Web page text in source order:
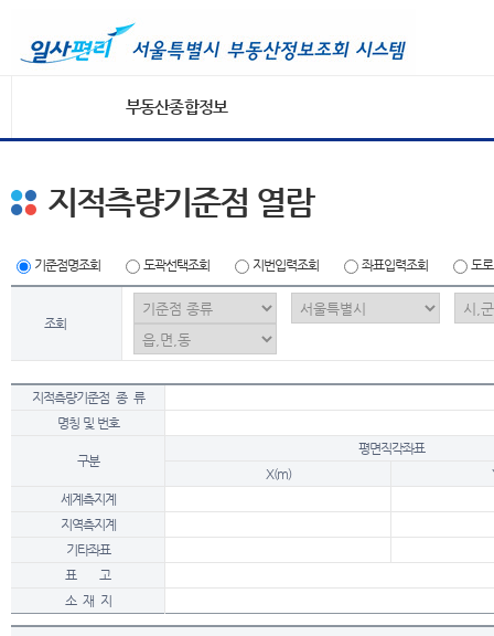
부동산종합정보
지적측량기준점 열람
기준점명조회 도곽선택조회 지번입력조회 좌표입력조회 도
조회
지적측량기준점 종 류
명칭 및 번호
구분
평면직각좌표
X(m)
세계측지계
지역측지계
기타좌표
표 고
소 재 지